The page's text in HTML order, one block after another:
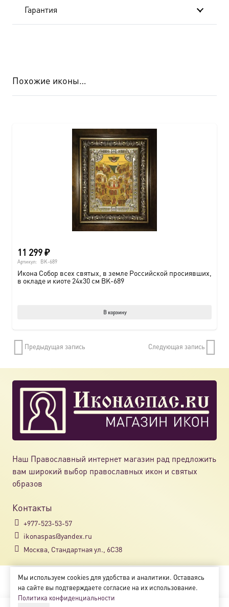
Гарантия
Похожие иконы…
11 299₽
Артикул: BK-689
Икона Собор всех святых, в земле Российской просиявших,
в окладе и киоте 24х30 см BK-689
В корзину
Предыдущая запись Следующая запись
Наш Православный интернет магазин рад предложить
вам широкий выбор православных икон и святых
образов
Контакты
+977-523-53-57
ikonaspas@yandex.ru
Москва, Стандартная ул., 6С38
Copyright © 2018-2025
Магазин православных икон «ikonaspas.ru»
Мы используем cookies для удобства и аналитики. Оставаясь
на сайте вы подтверждаете согласие на их использование.
Политика конфиденциальности